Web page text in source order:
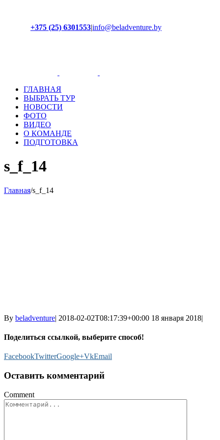
+375 (25) 6301553|info@beladventure.by
ГЛАВНАЯ
ВЫБРАТЬ ТУР
НОВОСТИ
ФОТО
ВИДЕО
О КОМАНДЕ
ПОДГОТОВКА
s_f_14
Главная/s_f_14
By beladventure| 2018-02-02T08:17:39+00:00 18 января 2018|
Поделиться ссылкой, выберите способ!
FacebookTwitterGoogle+VkEmail
Оставить комментарий
Comment